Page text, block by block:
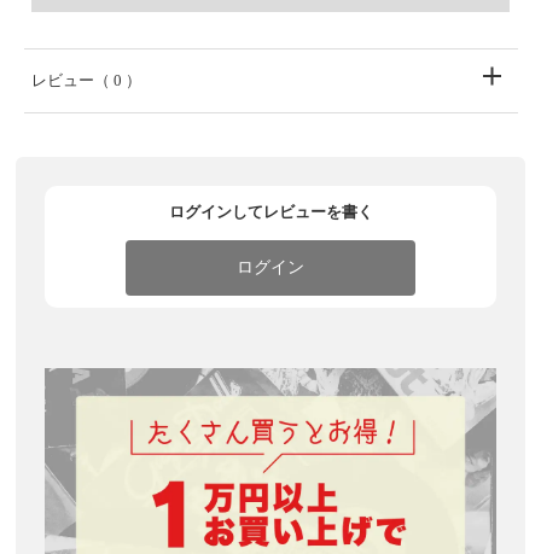
レビュー （ 0 ）
ログインしてレビューを書く
ログイン